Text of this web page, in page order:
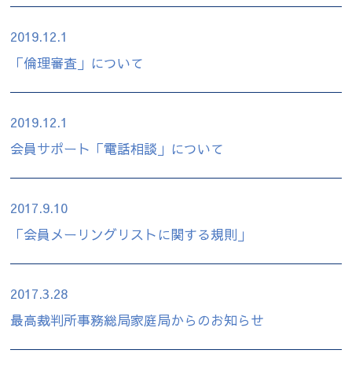
2019.12.1
「倫理審査」について
2019.12.1
会員サポート「電話相談」について
2017.9.10
「会員メーリングリストに関する規則」
2017.3.28
最高裁判所事務総局家庭局からのお知らせ